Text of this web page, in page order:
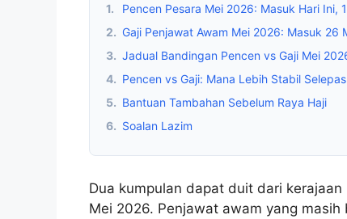
1.
Pencen Pesara Mei 2026: Masuk Hari Ini,
2. Gaji Penjawat Awam Mei 2026: Masuk 26
3. Jadual Bandingan Pencen vs Gaji Mei
4. Pencen vs Gaji: Mana Lebih Stabil
5. Bantuan Tambahan Sebelum Raya Haji
6. Soalan Lazim
Dua kumpulan dapat duit dari
Mei 2026. Penjawat awam yang